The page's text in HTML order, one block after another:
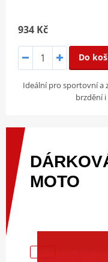
934 Kč
Do
Ideální pro sportovní a
brzdění
MOTO